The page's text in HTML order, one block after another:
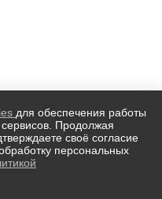
для обеспечения работы
Продолжая
своё согласие
персональных